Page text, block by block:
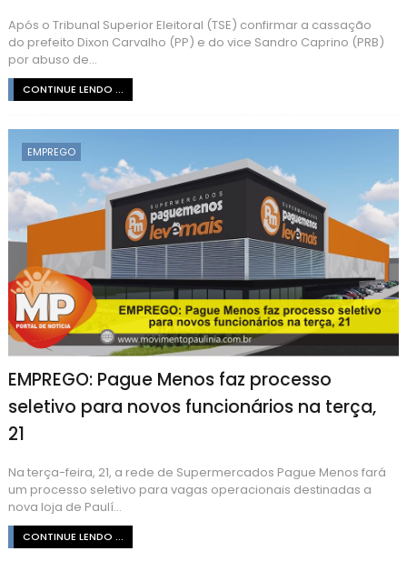
Após o Tribunal Superior Eleitoral (TSE) confirmar a cassação
do prefeito Dixon Carvalho (PP) e do vice Sandro Caprino (PRB)
por abuso de...
CONTINUE LENDO ...
EMPREGO
EMPREGO: Pague Menos faz processo
seletivo para novos funcionários na terça,
21
Na terça-feira, 21, a rede de Supermercados Pague Menos fará
um processo seletivo para vagas operacionais destinadas a
nova loja de Paulí...
CONTINUE LENDO ...